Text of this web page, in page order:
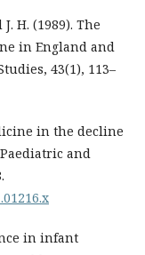
H. (1989). The
in England and
43(1), 113–
in the decline
and
in infant